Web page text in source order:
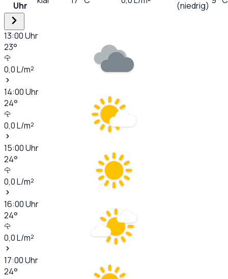
Uhr
(niedrig)
13:00Uhr
23°
0,0L/m²
14:00Uhr
24°
0,0L/m²
15:00Uhr
24°
0,0L/m²
16:00Uhr
24°
0,0L/m²
17:00Uhr
24°